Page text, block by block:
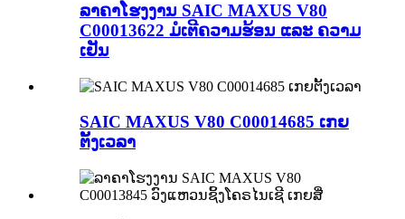
ລາຄາໂຮງງານ SAIC MAXUS V80
C00013622 ມໍເຕີຄວາມຮ້ອນ ແລະ ຄວາມ
ເຢັນ
SAIC MAXUS V80 C00014685 ເກຍ
ຕັ້ງເວລາ